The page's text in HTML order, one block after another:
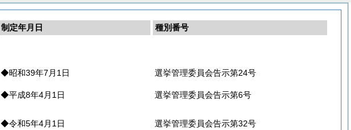
制定年月日
種別番号
◆昭和39年7月1日
選挙管理委員会告示第24号
◆平成8年4月1日 選挙管理委員会告示第6号
◆令和5年4月1日 選挙管理委員会告示第32号